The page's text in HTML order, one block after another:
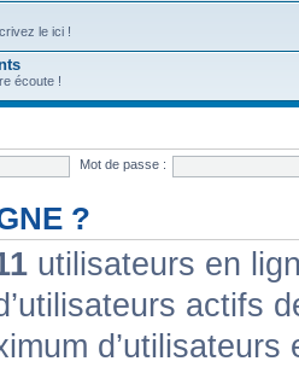
le ici !
écoute !
Mot de passe :
?
utilisateurs en
actifs